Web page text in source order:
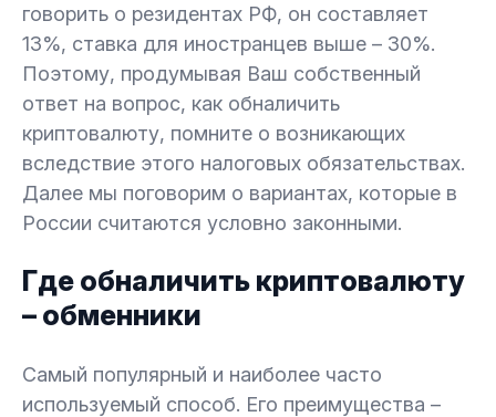
говорить о резидентах РФ, он составляет
13%, ставка для иностранцев выше – 30%.
Поэтому, продумывая Ваш собственный
ответ на вопрос, как обналичить
криптовалюту, помните о возникающих
вследствие этого налоговых обязательствах.
Далее мы поговорим о вариантах, которые в
России считаются условно законными.
Где обналичить криптовалюту
– обменники
Самый популярный и наиболее часто
используемый способ. Его преимущества –